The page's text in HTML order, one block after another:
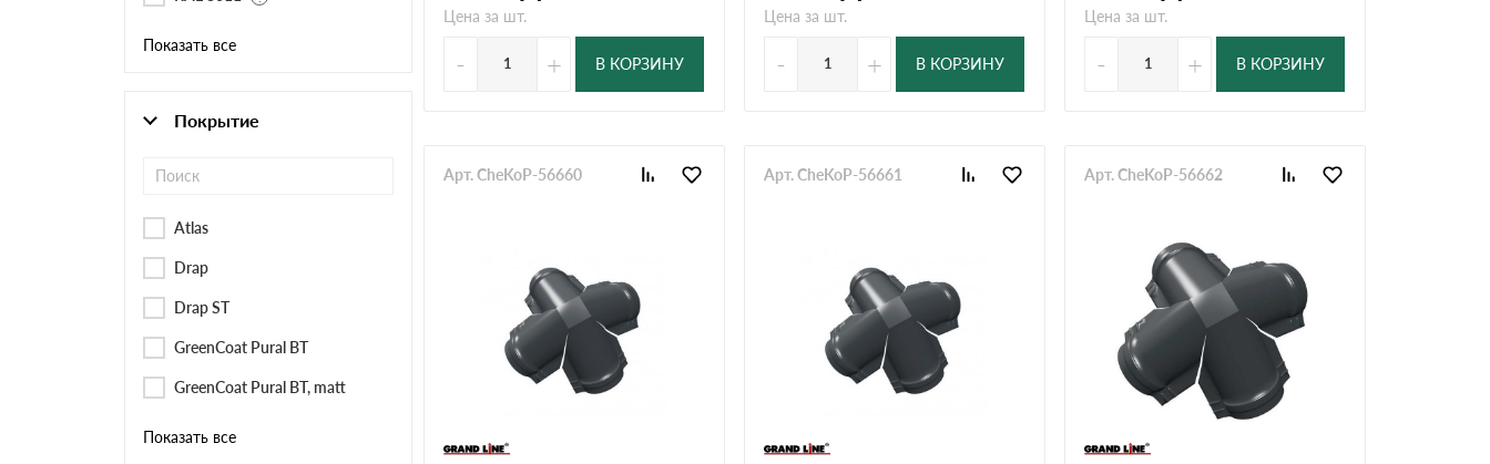
Показать все
Покрытие
Atlas
Drap
Drap ST
GreenCoat Pural BT
GreenCoat Pural BT, matt
Показать все
Цена за шт.
- + В КОРЗИНУ
Цена за шт.
- + В КОРЗИНУ
Цена за шт.
- + В КОРЗИНУ
Арт. CheKoP-56660 Арт. CheKoP-56661 Арт. CheKoP-56662